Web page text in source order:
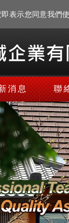
表示您同意我們
消息 聯